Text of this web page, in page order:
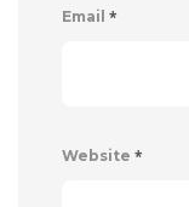
Email *
Website *